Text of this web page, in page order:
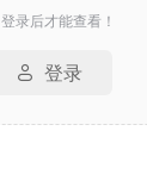
登录后才能查看！
登录